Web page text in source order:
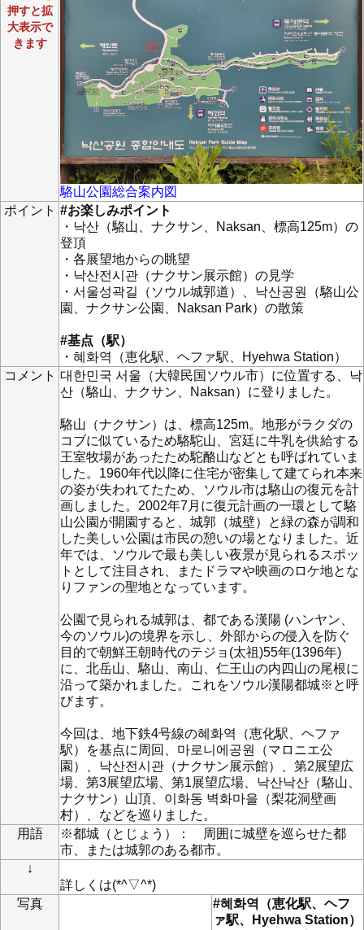
押すと拡
大表示で
きます
駱山公園総合案内図
ポイント #お楽しみポイント
・낙산（駱山、ナクサン、Naksan、標高125m）の
登頂
・各展望地からの眺望
・낙산전시관（ナクサン展示館）の見学
・서울성곽길（ソウル城郭道）、낙산공원（駱山公
園、ナクサン公園、Naksan Park）の散策
#基点（駅）
・혜화역（恵化駅、ヘファ駅、Hyehwa Station）
コメント 대한민국 서울（大韓民国ソウル市）に位置する、낙
산（駱山、ナクサン、Naksan）に登りました。
駱山（ナクサン）は、標高125m。地形がラクダの
コブに似ているため駱駝山、宮廷に牛乳を供給する
王室牧場があったため駝酪山などとも呼ばれていま
した。1960年代以降に住宅が密集して建てられ本来
の姿が失われてたため、ソウル市は駱山の復元を計
画しました。2002年7月に復元計画の一環として駱
山公園が開園すると、城郭（城壁）と緑の森が調和
した美しい公園は市民の憩いの場となりました。近
年では、ソウルで最も美しい夜景が見られるスポッ
トとして注目され、またドラマや映画のロケ地とな
りファンの聖地となっています。
公園で見られる城郭は、都である漢陽 (ハンヤン、
今のソウル)の境界を示し、外部からの侵入を防ぐ
目的で朝鮮王朝時代のテジョ(太祖)55年(1396年)
に、北岳山、駱山、南山、仁王山の内四山の尾根に
沿って築かれました。これをソウル漢陽都城※と呼
びます。
今回は、地下鉄4号線の혜화역（恵化駅、ヘファ
駅）を基点に周回、마로니에공원（マロニエ公
園）、낙산전시관（ナクサン展示館）、第2展望広
場、第3展望広場、第1展望広場、낙산낙산（駱山、
ナクサン）山頂、이화동 벽화마을（梨花洞壁画
村）、などを巡りました。
用語
※都城（とじょう）： 周囲に城壁を巡らせた都
市、または城郭のある都市 。
↓
詳しくは(*^▽^*)
写真
#혜화역（恵化駅、ヘフ
ァ駅、Hyehwa Station）